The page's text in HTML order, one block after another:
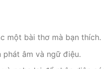
một bài thơ mà bạn thích.
âm và ngữ điệu.